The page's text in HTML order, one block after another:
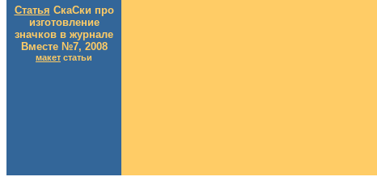
Статья СкаСки про
изготовление
значков в журнале
Вместе №7, 2008
макет статьи